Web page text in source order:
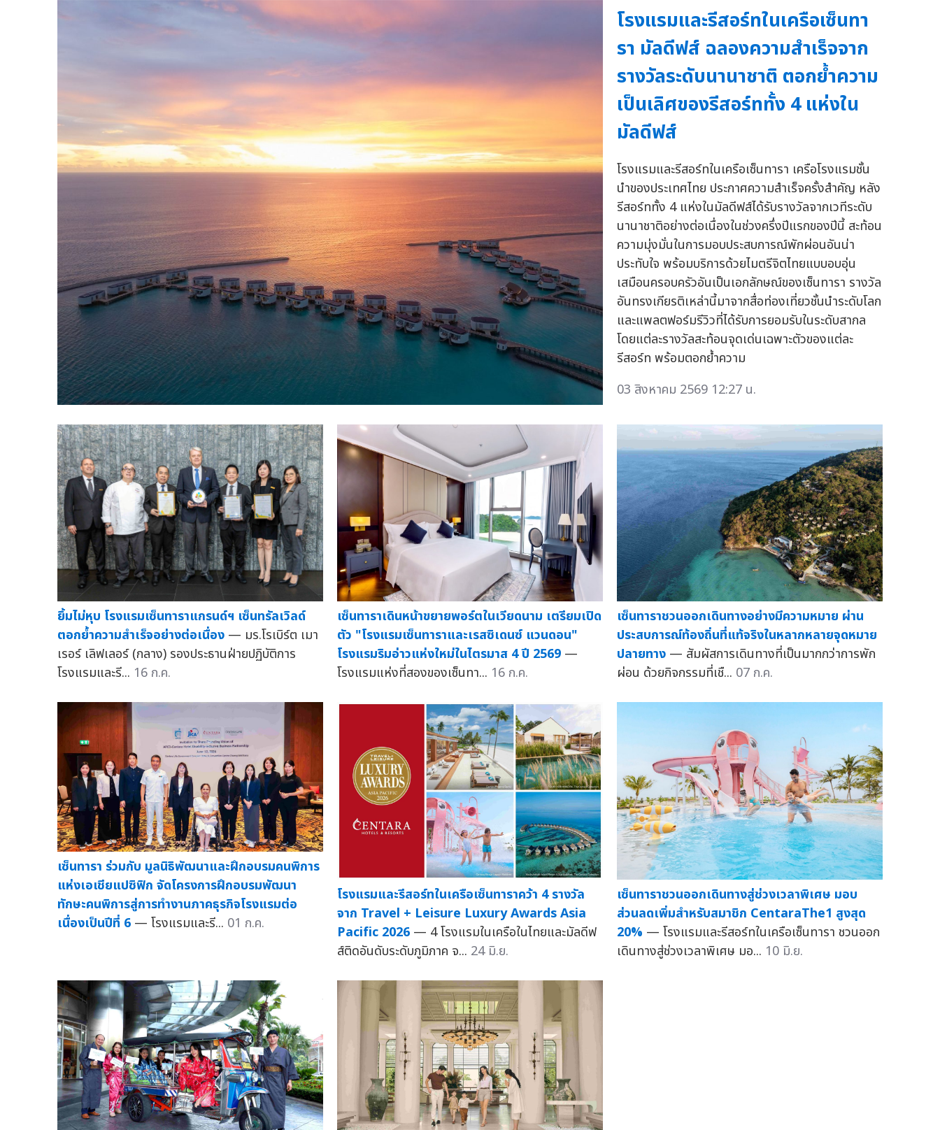
โรงแรมและรีสอร์ทในเครือเซ็นทา
รา มัลดีฟส์ ฉลองความสำเร็จจาก
รางวัลระดับนานาชาติ ตอกย้ำความ
เป็นเลิศของรีสอร์ททั้ง 4 แห่งใน
มัลดีฟส์
โรงแรมและรีสอร์ทในเครือเซ็นทารา เครือโรงแรมชั้น
นำของประเทศไทย ประกาศความสำเร็จครั้งสำคัญ หลัง
รีสอร์ททั้ง 4 แห่งในมัลดีฟส์ได้รับรางวัลจากเวทีระดับ
นานาชาติอย่างต่อเนื่องในช่วงครึ่งปีแรกของปีนี้ สะท้อน
ความมุ่งมั่นในการมอบประสบการณ์พักผ่อนอันน่า
ประทับใจ พร้อมบริการด้วยไมตรีจิตไทยแบบอบอุ่น
เสมือนครอบครัวอันเป็นเอกลักษณ์ของเซ็นทารา รางวัล
อันทรงเกียรติเหล่านี้มาจากสื่อท่องเที่ยวชั้นนำระดับโลก
และแพลตฟอร์มรีวิวที่ได้รับการยอมรับในระดับสากล
โดยแต่ละรางวัลสะท้อนจุดเด่นเฉพาะตัวของแต่ละ
รีสอร์ท พร้อมตอกย้ำความ
03 สิงหาคม 2569 12:27 น.
ยิ้มไม่หุบ โรงแรมเซ็นทาราแกรนด์ฯ เซ็นทรัลเวิลด์
ตอกย้ำความสำเร็จอย่างต่อเนื่อง — มร.โรเบิร์ต เมา
เรอร์ เลิฟเลอร์ (กลาง) รองประธานฝ่ายปฏิบัติการ
โรงแรมและรี... 16 ก.ค.
เซ็นทาราเดินหน้าขยายพอร์ตในเวียดนาม เตรียมเปิด
ตัว "โรงแรมเซ็นทาราและเรสซิเดนซ์ แวนดอน"
โรงแรมริมอ่าวแห่งใหม่ในไตรมาส 4 ปี 2569 —
โรงแรมแห่งที่สองของเซ็นทา... 16 ก.ค.
เซ็นทาราชวนออกเดินทางอย่างมีความหมาย ผ่าน
ประสบการณ์ท้องถิ่นที่แท้จริงในหลากหลายจุดหมาย
ปลายทาง — สัมผัสการเดินทางที่เป็นมากกว่าการพัก
ผ่อน ด้วยกิจกรรมที่เชื... 07 ก.ค.
เซ็นทารา ร่วมกับ มูลนิธิพัฒนาและฝึกอบรมคนพิการ
แห่งเอเชียแปซิฟิก จัดโครงการฝึกอบรมพัฒนา
ทักษะคนพิการสู่การทำงานภาคธุรกิจโรงแรมต่อ
เนื่องเป็นปีที่ 6 — โรงแรมและรี... 01 ก.ค.
โรงแรมและรีสอร์ทในเครือเซ็นทาราคว้า 4 รางวัล
จาก Travel + Leisure Luxury Awards Asia
Pacific 2026 — 4 โรงแรมในเครือในไทยและมัลดีฟ
ส์ติดอันดับระดับภูมิภาค จ... 24 มิ.ย.
เซ็นทาราชวนออกเดินทางสู่ช่วงเวลาพิเศษ มอบ
ส่วนลดเพิ่มสำหรับสมาชิก CentaraThe1 สูงสุด
20% — โรงแรมและรีสอร์ทในเครือเซ็นทารา ชวนออก
เดินทางสู่ช่วงเวลาพิเศษ มอ... 10 มิ.ย.